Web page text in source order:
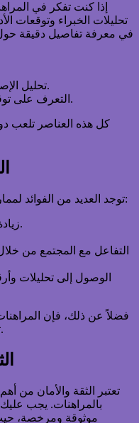
إذا كنت تفكر في
تحليلات الخبراء وتوقعات
في معرفة تفاصيل دقيقة
تحليل الإصابات والغيابات المحتملة للاعبين.
التعرف على توقعات المراهنات من قبل الخبراء.
كل هذه العناصر تلعب
توجد العديد من الفوائد لممارسة المراهنات، يمكن تلخيصها كما يلي:
زيادة المتعة خلال مشاهدة المباريات.
التفاعل مع المجتمع من
الوصول إلى تحليلات
فضلاً عن ذلك، فإن
تشعر بالاندماج أكثر في أحداث المباراة.
تعتبر الثقة والأمان من
بالمراهنات. يجب
موثوقة ومرخصة،